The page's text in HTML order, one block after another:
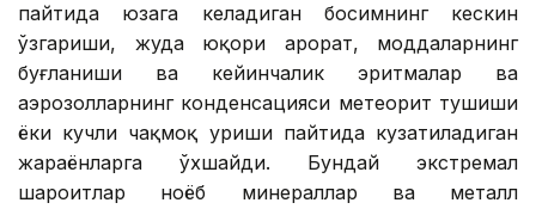
пайтида юзага келадиган босимнинг кескин
ўзгариши, жуда юқори ҳарорат, моддаларнинг
буғланиши ва кейинчалик эритмалар ва
аэрозолларнинг конденсацияси метеорит тушиши
ёки кучли чақмоқ уриши пайтида кузатиладиган
жараёнларга ўхшайди. Бундай экстремал
шароитлар ноёб минераллар ва металл